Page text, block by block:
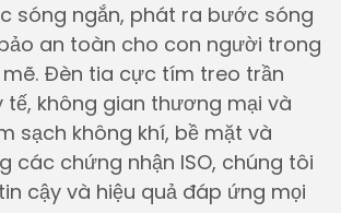
sóng ngắn, phát ra bước sóng
an toàn cho con người trong
Đèn tia cực tím treo trần
không gian thương mại và
sạch không khí, bề mặt và
các chứng nhận ISO, chúng tôi
cậy và hiệu quả đáp ứng mọi